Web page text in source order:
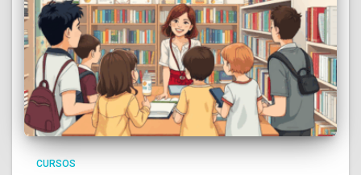
CURSOS